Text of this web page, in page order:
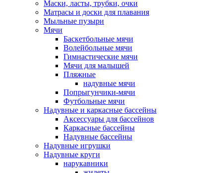
Маски, ласты, трубки, очки
Матрасы и доски для плавания
Мыльные пузыри
Мячи
Баскетбольные мячи
Волейбольные мячи
Гимнастические мячи
Мячи для малышей
Пляжные
надувные мячи
Попрыгунчики-мячи
Футбольные мячи
Надувные и каркасные бассейны
Аксессуары для бассейнов
Каркасные бассейны
Надувные бассейны
Надувные игрушки
Надувные круги
нарукавники